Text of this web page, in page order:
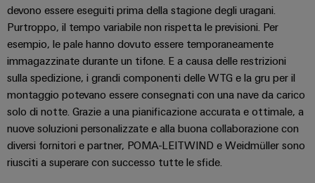
produzione
energetica
comprovata
macchine
Soluzioni
per
i
vari
settori
della
macchina
dei
servizi
industriali
easyConnect
Power
Plant
Controller
da
fulmini
e
sovratensioni
Combiner
box
per
il
fotovoltaico
ALL
SERVICES
devono essere eseguiti prima della stagione degli uragani.
Purtroppo, il tempo variabile non rispetta le previsioni. Per
esempio, le pale hanno dovuto essere temporaneamente
immagazzinate durante un tifone. E a causa delle restrizioni
sulla spedizione, i grandi componenti delle WTG e la gru per il
montaggio potevano essere consegnati con una nave da carico
solo di notte. Grazie a una pianificazione accurata e ottimale, a
nuove soluzioni personalizzate e alla buona collaborazione con
diversi fornitori e partner, POMA-LEITWIND e Weidmüller sono
riusciti a superare con successo tutte le sfide.